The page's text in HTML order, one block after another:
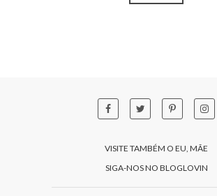
VISITE TAMBÉM O EU, MÃE
SIGA-NOS NO BLOGLOVIN